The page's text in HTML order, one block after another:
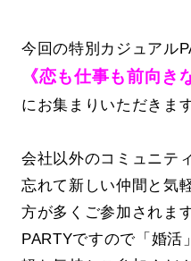
今回の特別カジュアル
《恋も仕事も前向き
にお集まりいただきます
会社以外のコミュニテ
忘れて新しい仲間と気
方が多くご参加されま
PARTYですので「婚活